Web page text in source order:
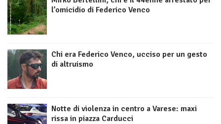
l’omicidio di Federico Venco
Chi era Federico Venco, ucciso per un gesto
di altruismo
Notte di violenza in centro a Varese: maxi
rissa in piazza Carducci